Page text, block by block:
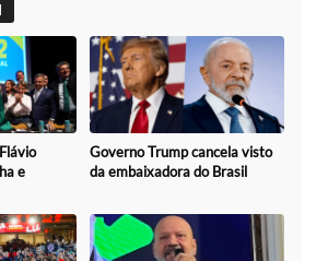
e
Governo Trump cancela visto
da embaixadora do Brasil